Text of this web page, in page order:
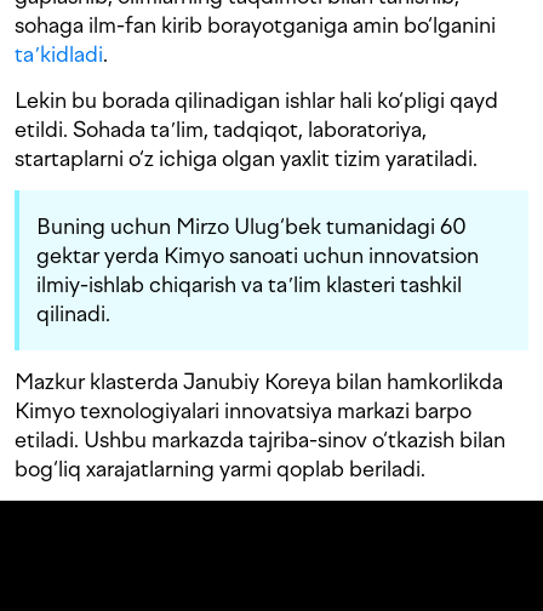
sohaga ilm-fan kirib borayotganiga amin bo‘lganini
taʼkidladi.
Lekin bu borada qilinadigan ishlar hali ko‘pligi qayd
etildi. Sohada taʼlim, tadqiqot, laboratoriya,
startaplarni o‘z ichiga olgan yaxlit tizim yaratiladi.
Buning uchun Mirzo Ulug‘bek tumanidagi 60
gektar yerda Kimyo sanoati uchun innovatsion
ilmiy-ishlab chiqarish va taʼlim klasteri tashkil
qilinadi.
Mazkur klasterda Janubiy Koreya bilan hamkorlikda
Kimyo texnologiyalari innovatsiya markazi barpo
etiladi. Ushbu markazda tajriba-sinov o‘tkazish bilan
bog‘liq xarajatlarning yarmi qoplab beriladi.